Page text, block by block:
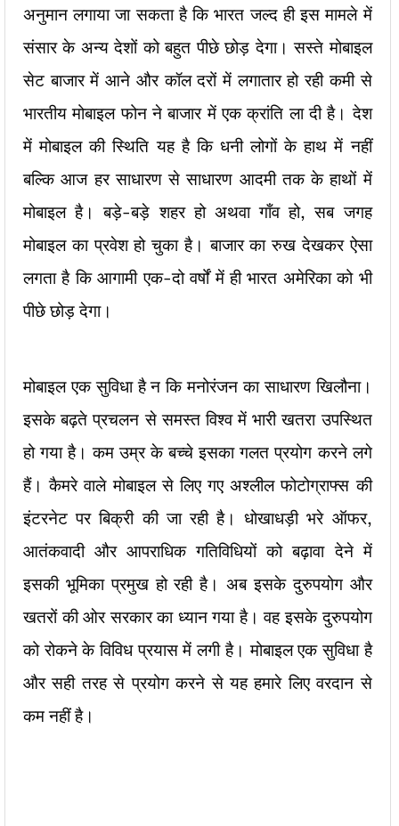
अनुमान लगाया जा सकता है कि भारत जल्द ही इस मामले में
संसार के अन्य देशों को बहुत पीछे छोड़ देगा। सस्ते मोबाइल
सेट बाजार में आने और कॉल दरों में लगातार हो रही कमी से
भारतीय मोबाइल फोन ने बाजार में एक क्रांति ला दी है। देश
में मोबाइल की स्थिति यह है कि धनी लोगों के हाथ में नहीं
बल्कि आज हर साधारण से साधारण आदमी तक के हाथों में
मोबाइल है। बड़े-बड़े शहर हो अथवा गाँव हो, सब जगह
मोबाइल का प्रवेश हो चुका है। बाजार का रुख देखकर ऐसा
लगता है कि आगामी एक-दो वर्षों में ही भारत अमेरिका को भी
पीछे छोड़ देगा।
मोबाइल एक सुविधा है न कि मनोरंजन का साधारण खिलौना।
इसके बढ़ते प्रचलन से समस्त विश्व में भारी खतरा उपस्थित
हो गया है। कम उम्र के बच्चे इसका गलत प्रयोग करने लगे
हैं। कैमरे वाले मोबाइल से लिए गए अश्लील फोटोग्राफ्स की
इंटरनेट पर बिक्री की जा रही है। धोखाधड़ी भरे ऑफर,
आतंकवादी और आपराधिक गतिविधियों को बढ़ावा देने में
इसकी भूमिका प्रमुख हो रही है। अब इसके दुरुपयोग और
खतरों की ओर सरकार का ध्यान गया है। वह इसके दुरुपयोग
को रोकने के विविध प्रयास में लगी है। मोबाइल एक सुविधा है
और सही तरह से प्रयोग करने से यह हमारे लिए वरदान से
कम नहीं है।